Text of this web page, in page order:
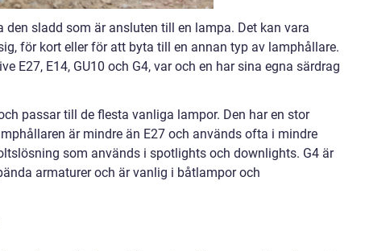
sladd som är ansluten till en lampa. Det kan vara
för kort eller för att byta till en annan typ av lamphållare.
E27, E14, GU10 och G4, var och en har sina egna särdrag
passar till de flesta vanliga lampor. Den har en stor
är mindre än E27 och används ofta i mindre
som används i spotlights och downlights. G4 är
armaturer och är vanlig i båtlampor och